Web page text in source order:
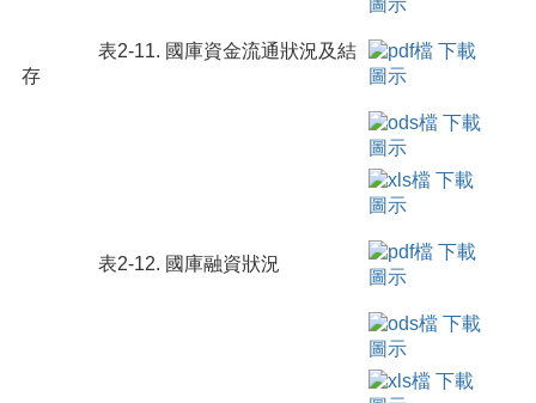
表2-11. 國庫資金流通狀況及結
存
表2-12. 國庫融資狀況